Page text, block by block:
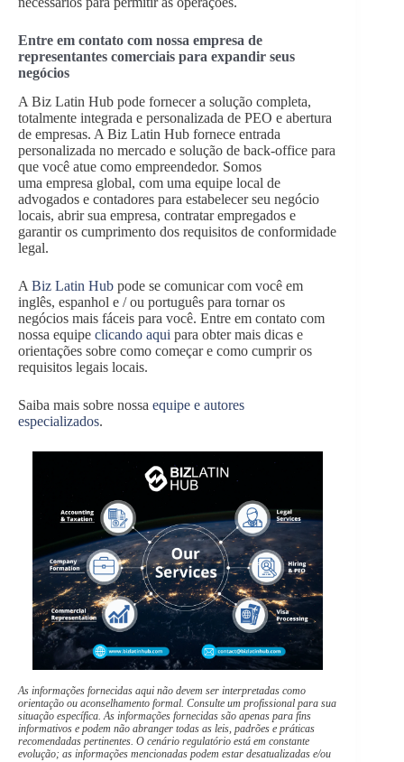
Entre em contato com nossa empresa de
representantes comerciais para expandir seus
negócios
A Biz Latin Hub pode fornecer a solução completa,
totalmente integrada e personalizada de PEO e abertura
de empresas. A Biz Latin Hub fornece entrada
personalizada no mercado e solução de back-office para
que você atue como empreendedor. Somos
uma empresa global, com uma equipe local de
advogados e contadores para estabelecer seu negócio
locais, abrir sua empresa, contratar empregados e
garantir os cumprimento dos requisitos de conformidade
legal.
A Biz Latin Hub pode se comunicar com você em
inglês, espanhol e / ou português para tornar os
negócios mais fáceis para você. Entre em contato com
nossa equipe clicando aqui para obter mais dicas e
orientações sobre como começar e como cumprir os
requisitos legais locais.
Saiba mais sobre nossa equipe e autores
especializados.
As informações fornecidas aqui não devem ser interpretadas como
orientação ou aconselhamento formal. Consulte um profissional para sua
situação específica. As informações fornecidas são apenas para fins
informativos e podem não abranger todas as leis, padrões e práticas
recomendadas pertinentes. O cenário regulatório está em constante
evolução; as informações mencionadas podem estar desatualizadas e/ou